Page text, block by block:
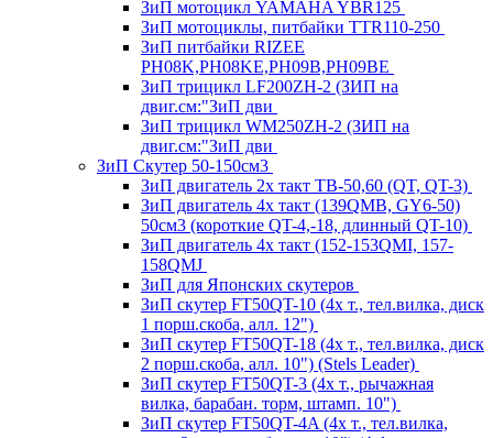
ЗиП мотоцикл YAMAHA YBR125
ЗиП мотоциклы, питбайки TTR110-250
ЗиП питбайки RIZEE
PH08K,PH08KE,PH09B,PH09BE
ЗиП трицикл LF200ZH-2 (ЗИП на
двиг.см:"ЗиП дви
ЗиП трицикл WM250ZH-2 (ЗИП на
двиг.см:"ЗиП дви
ЗиП Скутер 50-150см3
ЗиП двигатель 2х такт ТВ-50,60 (QT, QT-3)
ЗиП двигатель 4х такт (139QMB, GY6-50)
50см3 (короткие QT-4,-18, длинный QT-10)
ЗиП двигатель 4х такт (152-153QMI, 157-
158QMJ
ЗиП для Японских скутеров
ЗиП скутер FT50QT-10 (4х т., тел.вилка, диск
1 порш.скоба, алл. 12")
ЗиП скутер FT50QT-18 (4х т., тел.вилка, диск
2 порш.скоба, алл. 10") (Stels Leader)
ЗиП скутер FT50QT-3 (4х т., рычажная
вилка, барабан. торм, штамп. 10")
ЗиП скутер FT50QT-4A (4х т., тел.вилка,